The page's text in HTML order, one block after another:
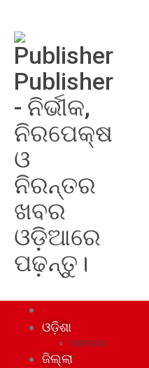
Publisher
- ନିର୍ଭୀକ,
ନିରପେକ୍ଷ
ଓ
ନିରନ୍ତର
ଖବର
ଓଡ଼ିଆରେ
ପଢ଼ନ୍ତୁ।
ଓଡ଼ିଶା
ମହାନଗର
ଜିଲ୍ଲା